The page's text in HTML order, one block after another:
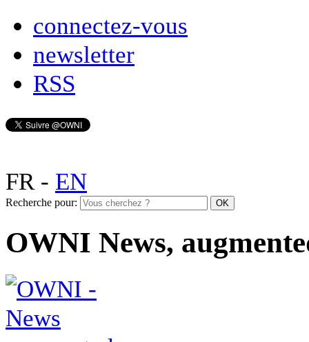
connectez-vous
newsletter
RSS
FR- EN
Recherche pour:
OWNI News,